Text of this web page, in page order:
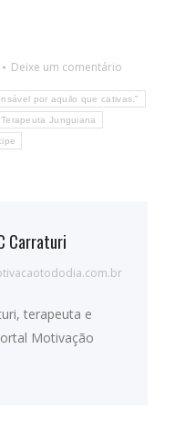
Deixe um comentário
por aquilo que cativas."
Junguiana
Carraturi
terapeuta e
Motivação